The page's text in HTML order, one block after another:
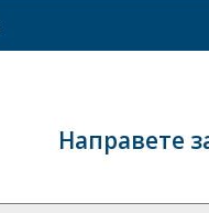
Направете